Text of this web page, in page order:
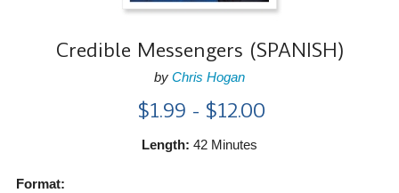
Credible Messengers (SPANISH)
by Chris Hogan
$1.99 - $12.00
Length: 42 Minutes
Format: